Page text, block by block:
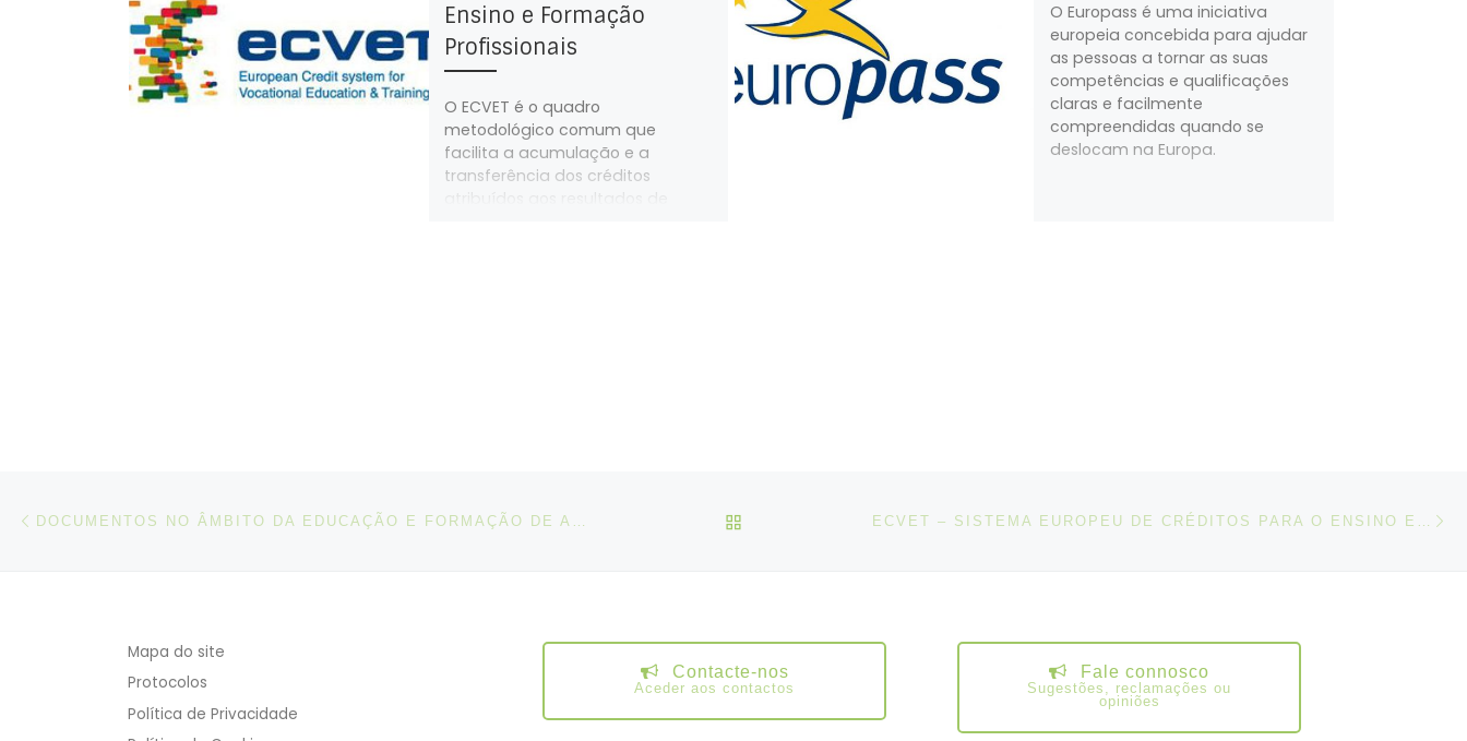
Ensino e Formação
Profissionais
O ECVET é o quadro
metodológico comum que
facilita a acumulação e a
transferência dos créditos
O Europass é uma iniciativa
europeia concebida para ajudar
as pessoas a tornar as suas
competências e qualificações
claras e facilmente
compreendidas quando se
deslocam na Europa.
Post navigation VOLTAR À LISTA DE ARTIGOS
Mapa do site
Protocolos
Política de Privacidade
Contacte-nos
Aceder aos contactos
Fale connosco
Sugestões, reclamações ou
opiniões